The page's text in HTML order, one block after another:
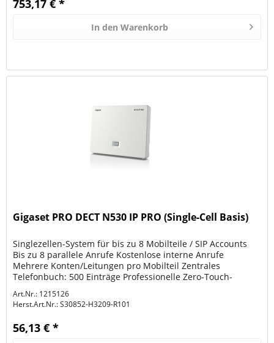
753,17 € *
In den Warenkorb
Gigaset PRO DECT N530 IP PRO (Single-Cell Basis)
Singlezellen-System für bis zu 8 Mobilteile / SIP Accounts
Bis zu 8 parallele Anrufe Kostenlose interne Anrufe
Mehrere Konten/Leitungen pro Mobilteil Zentrales
Telefonbuch: 500 Einträge Professionelle Zero-Touch-
Art.Nr.: 1215126
Herst.Art.Nr.:S30852-H3209-R101
56,13 € *